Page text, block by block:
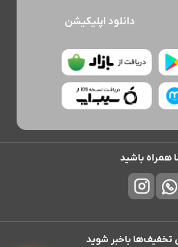
دانلود اپلیکیشن
همراه باشید
تخفیف‌ها باخبر شوید